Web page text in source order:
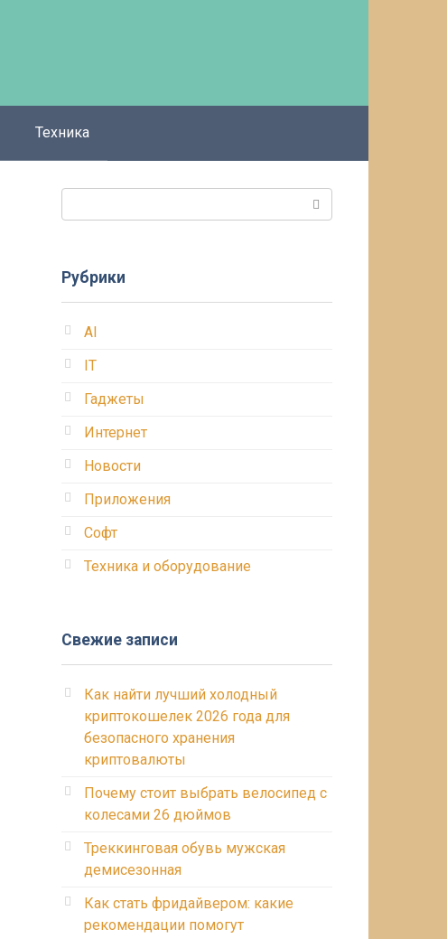
Техника
Рубрики
AI
IT
Гаджеты
Интернет
Новости
Приложения
Софт
Техника и оборудование
Свежие записи
Как найти лучший холодный
криптокошелек 2026 года для
безопасного хранения
криптовалюты
Почему стоит выбрать велосипед с
колесами 26 дюймов
Треккинговая обувь мужская
демисезонная
Как стать фридайвером: какие
рекомендации помогут